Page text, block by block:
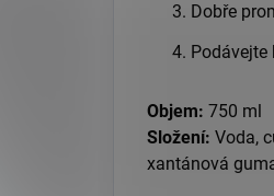
Dobře
Podávejte
Objem: 750 ml
Složení: Voda,
xantánová